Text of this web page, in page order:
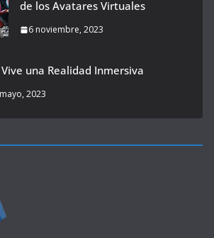
de los Avatares Virtuales
6 noviembre, 2023
Vive una Realidad Inmersiva
2023